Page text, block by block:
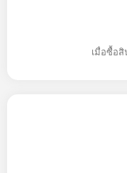
เมื่อซื้อสิ